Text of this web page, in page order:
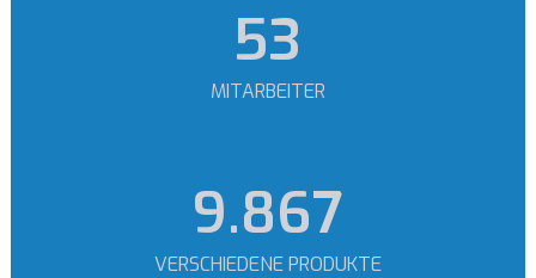
64
MITARBEITER
11.977
VERSCHIEDENE PRODUKTE